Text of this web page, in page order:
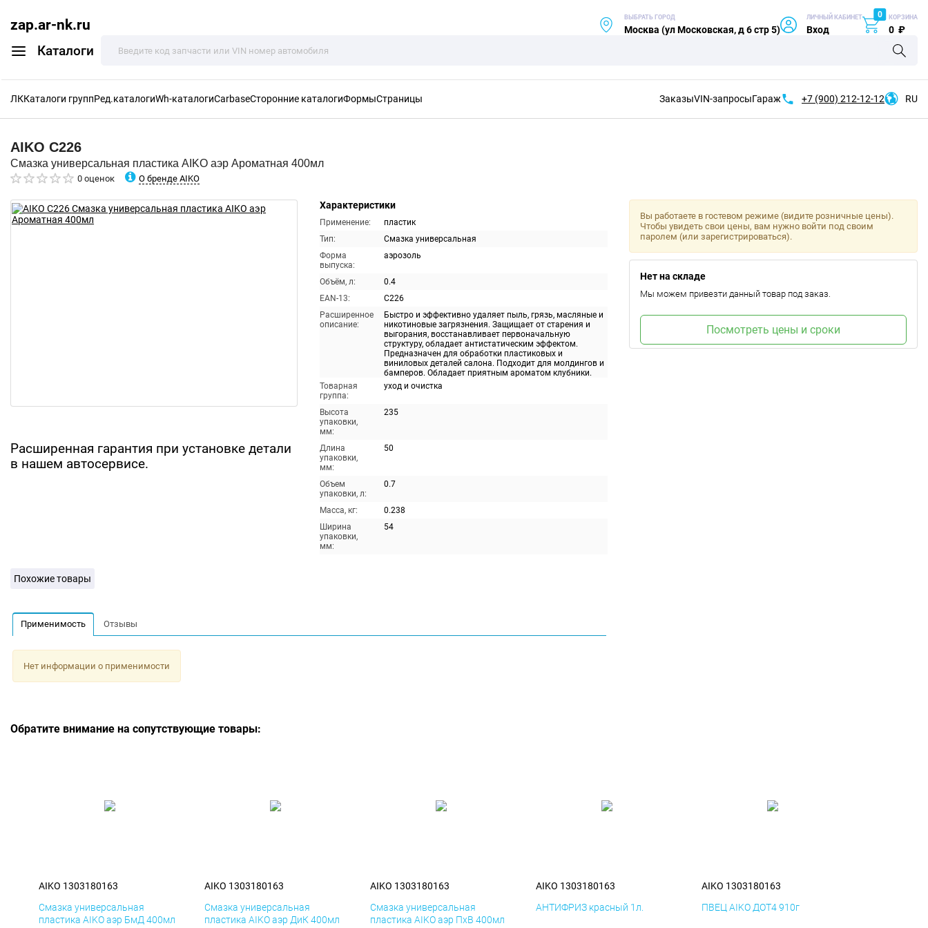
zap.ar-nk.ru
Каталоги
ВЫБРАТЬ ГОРОД
Москва (ул Московская, д 6 стр 5)
ЛИЧНЫЙ КАБИНЕТ
Вход
0 КОРЗИНА
0 ₽
ЛККаталоги группРед.каталогиWh-каталогиCarbaseСторонние каталогиФормыСтраницы ЗаказыVIN-запросыГараж +7 (900) 212-12-12 RU
AIKO C226
Смазка универсальная пластика AIKO аэр Ароматная 400мл
0 оценок О бренде AIKO
Расширенная гарантия при установке детали
в нашем автосервисе.
Характеристики
Применение:
пластик
Тип:
Смазка универсальная
Форма
выпуска:
аэрозоль
Объём, л:
0.4
EAN-13:
C226
Расширенное
описание:
Быстро и эффективно удаляет пыль, грязь, масляные и
никотиновые загрязнения. Защищает от старения и
выгорания, восстанавливает первоначальную
структуру, обладает антистатическим эффектом.
Предназначен для обработки пластиковых и
виниловых деталей салона. Подходит для молдингов и
бамперов. Обладает приятным ароматом клубники.
Товарная
группа:
уход и очистка
Высота
упаковки,
мм:
235
Длина
упаковки,
мм:
50
Объем
упаковки, л:
0.7
Масса, кг:
0.238
Ширина
упаковки,
мм:
54
Вы работаете в гостевом режиме (видите розничные цены).
Чтобы увидеть свои цены, вам нужно войти под своим
паролем (или зарегистрироваться).
Нет на складе
Мы можем привезти данный товар под заказ.
Посмотреть цены и сроки
Похожие товары
Применимость Отзывы
Нет информации о применимости
Обратите внимание на сопутствующие товары:
AIKO 1303180163
Смазка универсальная
пластика AIKO аэр БмД 400мл
AIKO 1303180163
Смазка универсальная
пластика AIKO аэр ДиК 400мл
AIKO 1303180163
Смазка универсальная
пластика AIKO аэр ПхВ 400мл
AIKO 1303180163
АНТИФРИЗ красный 1л.
AIKO 1303180163
ПВЕЦ AIKO ДОТ4 910г